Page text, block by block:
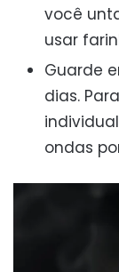
você
usar
Guarde
dias.
ondas